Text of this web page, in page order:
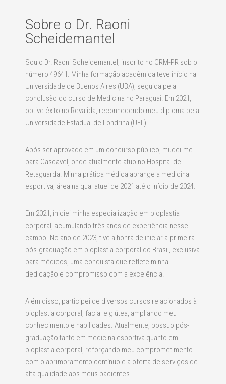
Sobre o Dr. Raoni
Scheidemantel
Sou o Dr. Raoni Scheidemantel, inscrito no CRM-PR sob o
número 49641. Minha formação acadêmica teve início na
Universidade de Buenos Aires (UBA), seguida pela
conclusão do curso de Medicina no Paraguai. Em 2021,
obtive êxito no Revalida, reconhecendo meu diploma pela
Universidade Estadual de Londrina (UEL).
Após ser aprovado em um concurso público, mudei-me
para Cascavel, onde atualmente atuo no Hospital de
Retaguarda. Minha prática médica abrange a medicina
esportiva, área na qual atuei de 2021 até o início de 2024.
Em 2021, iniciei minha especialização em bioplastia
corporal, acumulando três anos de experiência nesse
campo. No ano de 2023, tive a honra de iniciar a primeira
pós-graduação em bioplastia corporal do Brasil, exclusiva
para médicos, uma conquista que reflete minha
dedicação e compromisso com a excelência.
Além disso, participei de diversos cursos relacionados à
bioplastia corporal, facial e glútea, ampliando meu
conhecimento e habilidades. Atualmente, possuo pós-
graduação tanto em medicina esportiva quanto em
bioplastia corporal, reforçando meu comprometimento
com o aprimoramento contínuo e a oferta de serviços de
alta qualidade aos meus pacientes.